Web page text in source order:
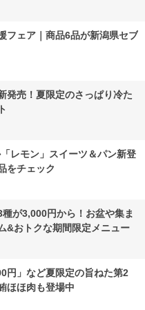
フェア｜商品6品が新潟県セブ
発売！夏限定のさっぱり冷た
レモン」スイーツ＆パン新登
をチェック
が3,000円から！お盆や集ま
&おトクな期間限定メニュー
円」など夏限定の旨ねた第2
ほほ肉も登場中